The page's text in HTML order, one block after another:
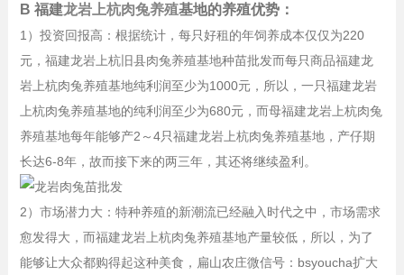
B 福建龙岩上杭肉兔养殖基地的养殖优势：
1）投资回报高：根据统计，每只好租的年饲养成本仅仅为220
元，福建龙岩上杭旧县肉兔养殖基地种苗批发而每只商品福建龙
岩上杭肉兔养殖基地纯利润至少为1000元，所以，一只福建龙岩
上杭肉兔养殖基地的纯利润至少为680元，而母福建龙岩上杭肉兔
养殖基地每年能够产2～4只福建龙岩上杭肉兔养殖基地，产仔期
长达6-8年，故而接下来的两三年，其还将继续盈利。
2）市场潜力大：特种养殖的新潮流已经融入时代之中，市场需求
愈发得大，而福建龙岩上杭肉兔养殖基地产量较低，所以，为了
能够让大众都购得起这种美食，扁山农庄微信号：bsyoucha扩大